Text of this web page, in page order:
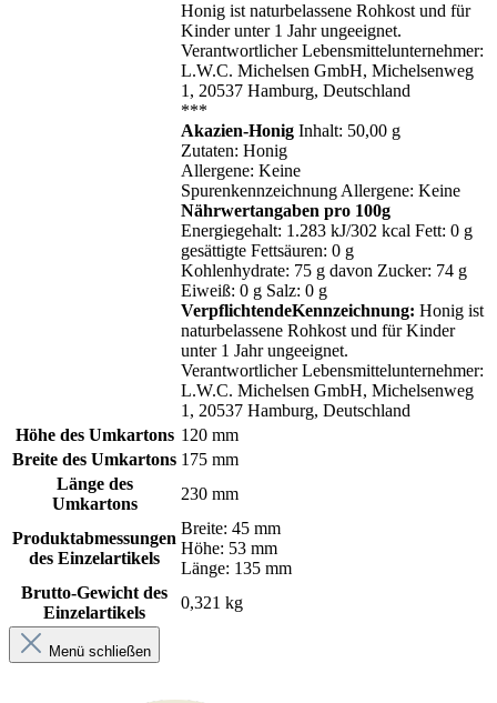
Honig ist naturbelassene Rohkost und für
Kinder unter 1 Jahr ungeeignet.
Verantwortlicher Lebensmittelunternehmer:
L.W.C. Michelsen GmbH, Michelsenweg
1, 20537 Hamburg, Deutschland
***
Akazien-Honig Inhalt: 50,00 g
Zutaten: Honig
Allergene: Keine
Spurenkennzeichnung Allergene: Keine
Nährwertangaben pro 100g
Energiegehalt: 1.283 kJ/302 kcal Fett: 0 g
gesättigte Fettsäuren: 0 g
Kohlenhydrate: 75 g davon Zucker: 74 g
Eiweiß: 0 g Salz: 0 g
VerpflichtendeKennzeichnung: Honig ist
naturbelassene Rohkost und für Kinder
unter 1 Jahr ungeeignet.
Verantwortlicher Lebensmittelunternehmer:
L.W.C. Michelsen GmbH, Michelsenweg
1, 20537 Hamburg, Deutschland
Höhe des Umkartons 120 mm
Breite des Umkartons 175 mm
Länge des
Umkartons
230 mm
Produktabmessungen
des Einzelartikels
Breite: 45 mm
Höhe: 53 mm
Länge: 135 mm
Brutto-Gewicht des
Einzelartikels
0,321 kg
Menü schließen